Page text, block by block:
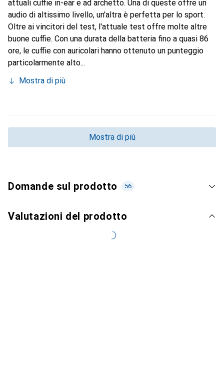
attuali cuffie in-ear e ad archetto. Una di queste offre un
audio di altissimo livello, un'altra è perfetta per lo sport.
Oltre ai vincitori del test, l'attuale test offre molte altre
buone cuffie. Con una durata della batteria fino a quasi 86
ore, le cuffie con auricolari hanno ottenuto un punteggio
particolarmente alto...
Mostra di più
Mostra di più
Domande sul prodotto 56
Valutazioni del prodotto